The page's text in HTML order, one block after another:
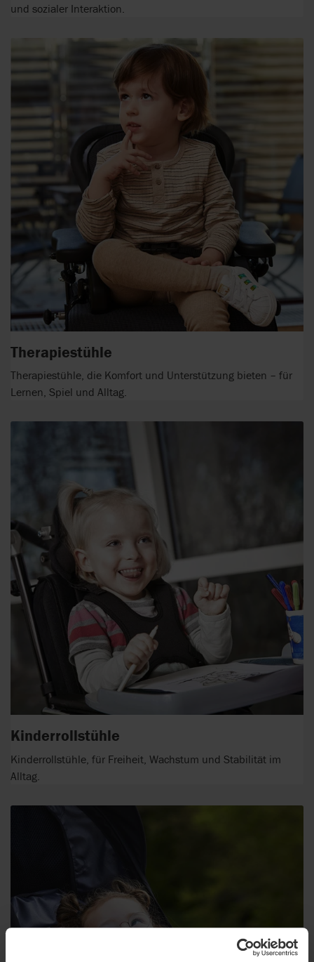
und sozialer Interaktion.
Therapiestühle
Therapiestühle, die Komfort und Unterstützung bieten – für
Lernen, Spiel und Alltag.
Kinderrollstühle
Kinderrollstühle, für Freiheit, Wachstum und Stabilität im
Alltag.